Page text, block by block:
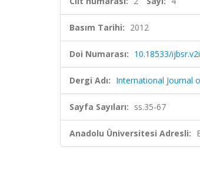
Basım Tarihi: 2012
Doi Numarası: 10.18533/
Dergi Adı: International Journal
Sayfa Sayıları: ss.35-67
Anadolu Üniversitesi Adresli: